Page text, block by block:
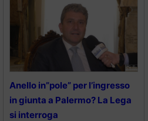
Anello in”pole” per l’ingresso
in giunta a Palermo? La Lega
si interroga